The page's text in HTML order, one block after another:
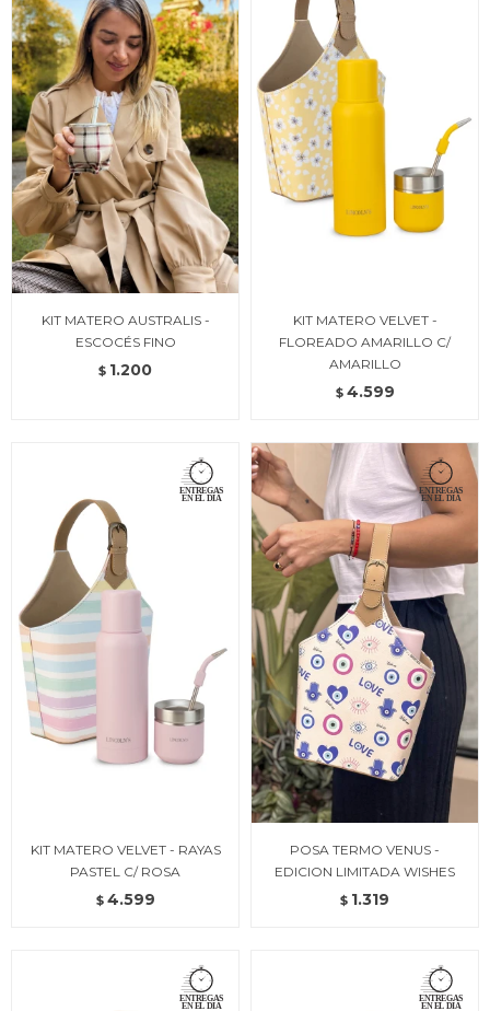
KIT MATERO AUSTRALIS -
ESCOCÉS FINO
$ 1.200
KIT MATERO VELVET -
FLOREADO AMARILLO C/
AMARILLO
$ 4.599
KIT MATERO VELVET - RAYAS
PASTEL C/ ROSA
$ 4.599
POSA TERMO VENUS -
EDICION LIMITADA WISHES
$ 1.319